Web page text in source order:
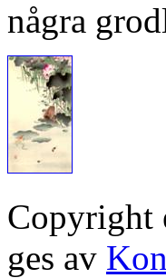
några
Copyright
ges av